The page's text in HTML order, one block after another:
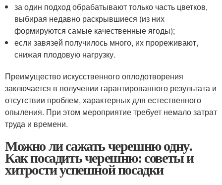
за один подход обрабатывают только часть цветков,
выбирая недавно раскрывшиеся (из них
формируются самые качественные ягоды);
если завязей получилось много, их прореживают,
снижая плодовую нагрузку.
Преимущество искусственного оплодотворения
заключается в получении гарантированного результата и
отсутствии проблем, характерных для естественного
опыления. При этом мероприятие требует немало затрат
труда и времени.
Можно ли сажать черешню одну.
Как посадить черешню: советы и
хитрости успешной посадки